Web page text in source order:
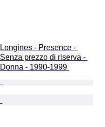
Longines - Presence -
Senza prezzo di riserva -
Donna - 1990-1999